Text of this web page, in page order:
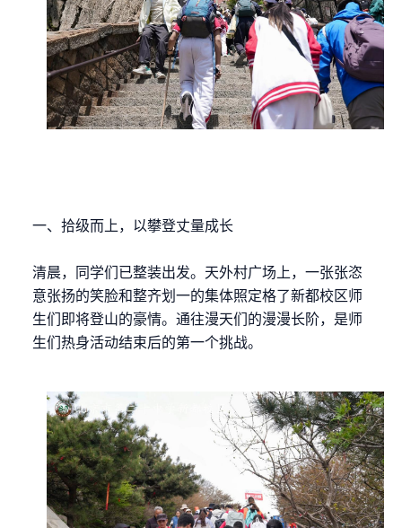
一、拾级而上，以攀登丈量成长
清晨，同学们已整装出发。天外村广场上，一张张恣
意张扬的笑脸和整齐划一的集体照定格了新都校区师
生们即将登山的豪情。通往漫天们的漫漫长阶，是师
生们热身活动结束后的第一个挑战。